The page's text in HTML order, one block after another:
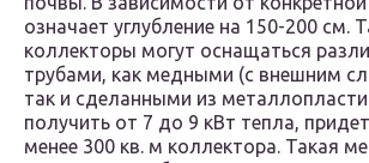
означает углубление на 150-200 см.
коллекторы могут оснащаться
трубами, как медными (с внешним
так и сделанными из
получить от 7 до 9 кВт тепла,
менее 300 кв. м коллектора. Такая